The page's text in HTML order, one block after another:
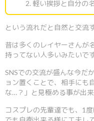
軽い挨拶と自分の
という流れだと自然と交流
昔は多くのレイヤーさんが
持ってない人多いみたいで
SNSでの交流が盛んな今だ
ョン置くことで、相手にも
な…？」と見極める事が出来
コスプレの先輩達でも、1